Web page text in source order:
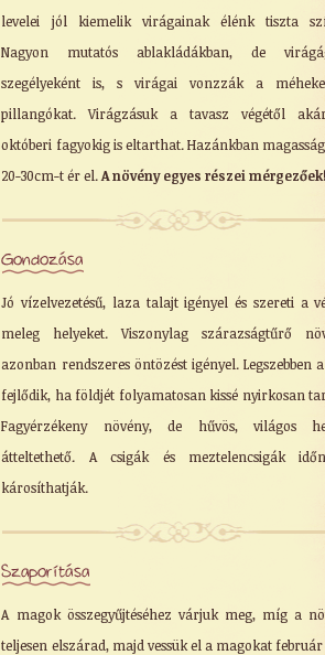
levelei jól kiemelik virágainak élénk tiszta
Nagyon mutatós ablakládákban, de
szegélyeként is, s virágai vonzzák a
pillangókat. Virágzásuk a tavasz végétől
októberi fagyokig is eltarthat. Hazánkban
20-30cm-t ér el.A növény egyes részei
Gondozása
Jó vízelvezetésű, laza talajt igényel és szereti a
meleg helyeket. Viszonylag szárazságtűrő
azonban rendszeres öntözést igényel. Legszebben
fejlődik, ha földjét folyamatosan kissé nyirkosan
Fagyérzékeny növény, de hűvös, világos
átteltethető. A csigák és meztelencsigák
károsíthatják.
Szaporítása
A magok összegyűjtéséhez várjuk meg, míg a
teljesen elszárad, majd vessük el a magokat február